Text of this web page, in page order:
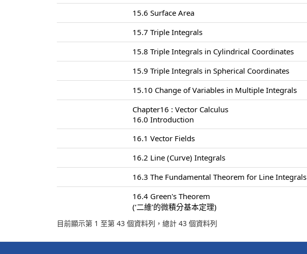
15.6 Surface Area
15.7 Triple Integrals
15.8 Triple Integrals in Cylindrical Coordinates
15.9 Triple Integrals in Spherical Coordinates
15.10 Change of Variables in Multiple Integrals
Chapter16 : Vector Calculus
16.0 Introduction
16.1 Vector Fields
16.2 Line (Curve) Integrals
16.3 The Fundamental Theorem for Line Integrals
16.4 Green's Theorem
(‘二維’的微積分基本定理)
目前顯示第 1 至第 43 個資料列，總計 43 個資料列